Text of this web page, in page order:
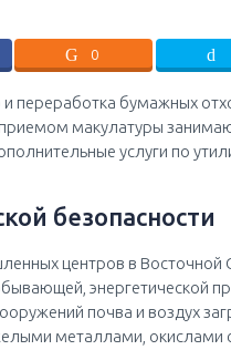
0
переработка бумажных
макулатуры
услуги по
безопасности
центров в Восточной
энергетической
почва и воздух
металлами, окислами